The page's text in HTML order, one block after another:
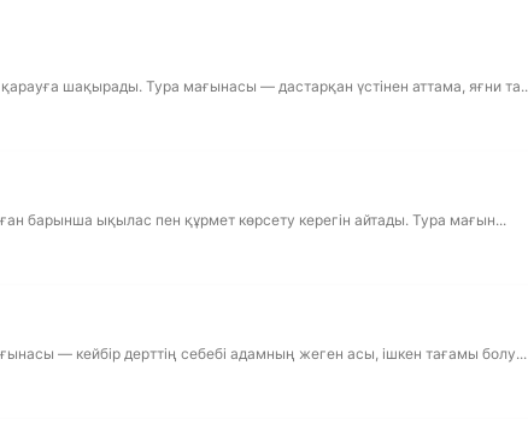
шақырады. Тура мағынасы — дастарқан үстінен аттама, яғни
барынша ықылас пен құрмет көрсету керегін айтады. Тура мағын...
— кейбір дерттің себебі адамның жеген асы, ішкен тағамы болу...